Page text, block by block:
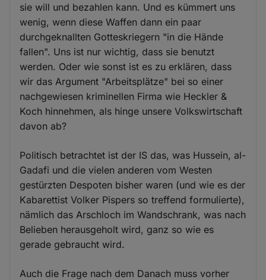
sie will und bezahlen kann. Und es kümmert uns
wenig, wenn diese Waffen dann ein paar
durchgeknallten Gotteskriegern "in die Hände
fallen". Uns ist nur wichtig, dass sie benutzt
werden. Oder wie sonst ist es zu erklären, dass
wir das Argument "Arbeitsplätze" bei so einer
nachgewiesen kriminellen Firma wie Heckler &
Koch hinnehmen, als hinge unsere Volkswirtschaft
davon ab?
Politisch betrachtet ist der IS das, was Hussein, al-
Gadafi und die vielen anderen vom Westen
gestürzten Despoten bisher waren (und wie es der
Kabarettist Volker Pispers so treffend formulierte),
nämlich das Arschloch im Wandschrank, was nach
Belieben herausgeholt wird, ganz so wie es
gerade gebraucht wird.
Auch die Frage nach dem Danach muss vorher